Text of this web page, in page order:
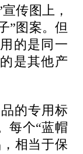
传图上，
”图案。但
的是同一
是其他产
的专用标
每个“蓝帽
相当于保